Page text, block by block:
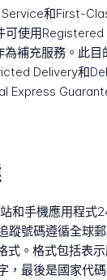
和First-
使用Registered
補充服務。此目
Delivery和
Express
和手機應用程式
蹤號碼遵循全球
式。格式包括表
，最後是國家代